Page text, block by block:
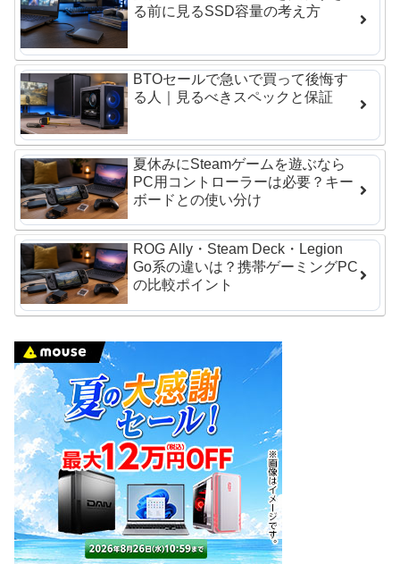
る前に見るSSD容量の考え方
BTOセールで急いで買って後悔す
る人｜見るべきスペックと保証
夏休みにSteamゲームを遊ぶなら
PC用コントローラーは必要？キー
ボードとの使い分け
ROG Ally・Steam Deck・Legion
Go系の違いは？携帯ゲーミングPC
の比較ポイント